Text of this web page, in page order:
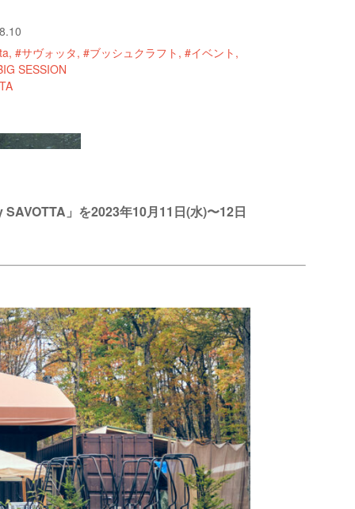
#サヴォッタ #ブッシュクラフト #イベント
SESSION
」を2023年10月11日(水)〜12日